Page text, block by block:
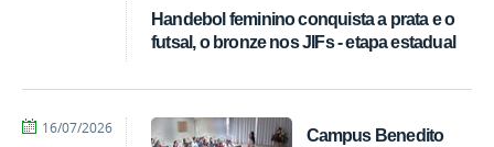
Handebol feminino conquista a prata e o
futsal, o bronze nos JIFs - etapa estadual
Campus Benedito
por
publicado
16/07/2026